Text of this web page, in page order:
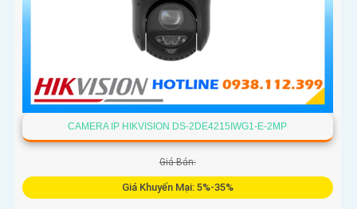
CAMERA IP HIKVISION DS-2DE4215IWG1-E-2MP
Giá Bán:
Giá Khuyến Mại: 5%-35%